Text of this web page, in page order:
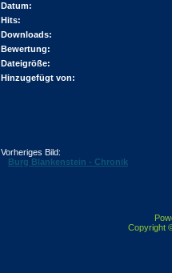
Datum:
Hits:
Downloads:
Bewertung:
Dateigröße:
Hinzugefügt von:
Vorheriges Bild:
Burg Blankenstein - Chronik
Copyright